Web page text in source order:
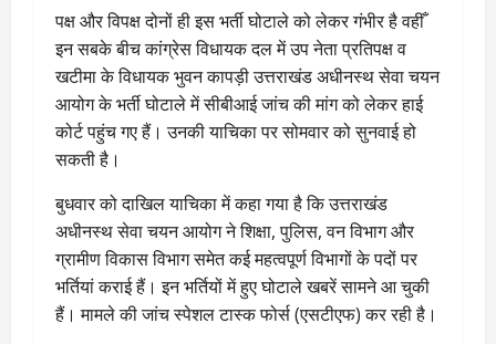
पक्ष और विपक्ष दोनों ही इस भर्ती घोटाले को लेकर गंभीर है वहीँ
इन सबके बीच कांग्रेस विधायक दल में उप नेता प्रतिपक्ष व
खटीमा के विधायक भुवन कापड़ी उत्तराखंड अधीनस्थ सेवा चयन
आयोग के भर्ती घोटाले में सीबीआई जांच की मांग को लेकर हाई
कोर्ट पहुंच गए हैं। उनकी याचिका पर सोमवार को सुनवाई हो
सकती है।
बुधवार को दाखिल याचिका में कहा गया है कि उत्तराखंड
अधीनस्थ सेवा चयन आयोग ने शिक्षा, पुलिस, वन विभाग और
ग्रामीण विकास विभाग समेत कई महत्वपूर्ण विभागों के पदों पर
भर्तियां कराई हैं। इन भर्तियों में हुए घोटाले खबरें सामने आ चुकी
हैं। मामले की जांच स्पेशल टास्क फोर्स (एसटीएफ) कर रही है।